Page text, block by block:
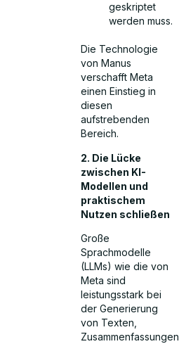
geskriptet
werden muss.
Die Technologie
von Manus
verschafft Meta
einen Einstieg in
diesen
aufstrebenden
Bereich.
2. Die Lücke
zwischen KI-
Modellen und
praktischem
Nutzen schließen
Große
Sprachmodelle
(LLMs) wie die von
Meta sind
leistungsstark bei
der Generierung
von Texten,
Zusammenfassungen